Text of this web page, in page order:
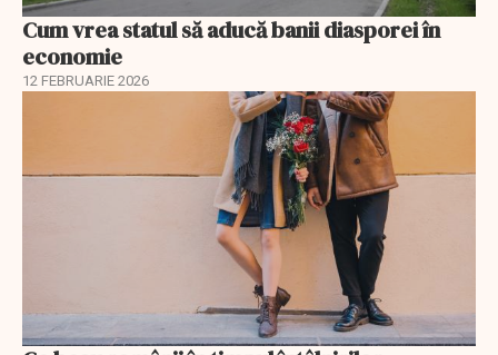
Cum vrea statul să aducă banii diasporei în
economie
12 FEBRUARIE 2026